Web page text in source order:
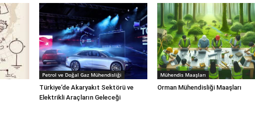
Petrol ve Doğal Gaz Mühendisliği
Türkiye’de Akaryakıt Sektörü ve
Elektrikli Araçların Geleceği
Mühendis Maaşları
Orman Mühendisliği‎ Maaşları